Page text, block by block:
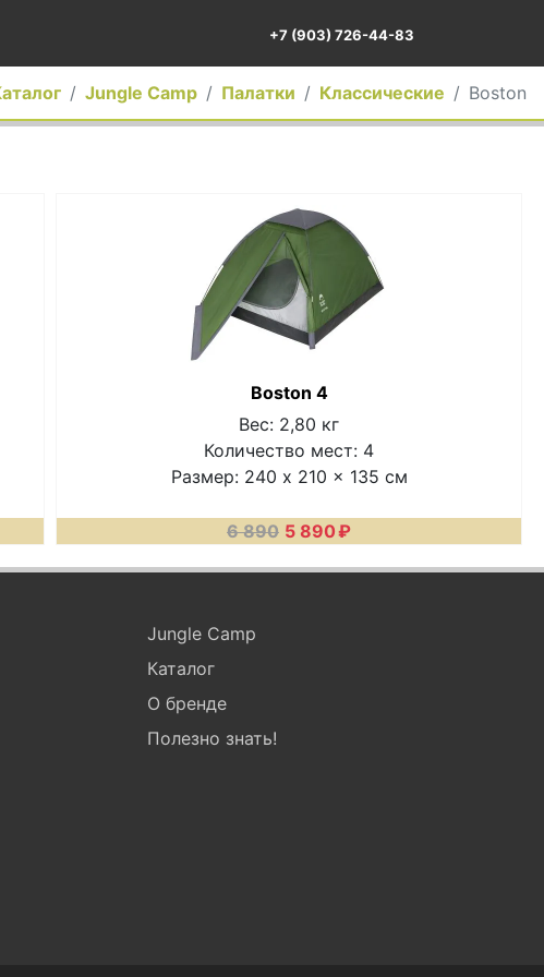
+7 (903) 726-44-83
Jungle Camp Палатки Классические Boston
Boston 4
Вес: 2,80 кг
Количество мест: 4
Размер: 240 x 210 x 135 см
6 890 5 890₽
Jungle Camp
Каталог
О бренде
Полезно знать!